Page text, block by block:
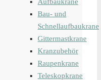
Bau- und
Schnellaufbaukrane
Gittermastkrane
Kranzubehör
Raupenkrane
Teleskopkrane